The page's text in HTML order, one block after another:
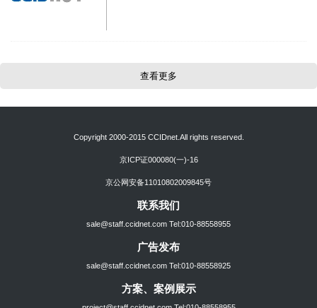
查看更多
Copyright 2000-2015 CCIDnet.All rights reserved.
京ICP证000080(一)-16
京公网安备11010802009845号
联系我们
sale@staff.ccidnet.com Tel:010-88558955
广告发布
sale@staff.ccidnet.com Tel:010-88558925
方案、案例展示